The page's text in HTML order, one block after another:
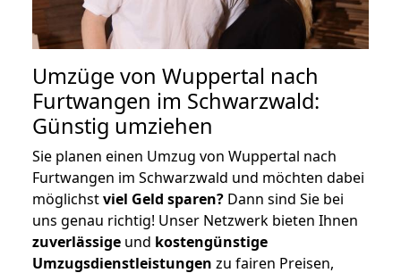
Umzüge von Wuppertal nach
Furtwangen im Schwarzwald:
Günstig umziehen
Sie planen einen Umzug von Wuppertal nach
Furtwangen im Schwarzwald und möchten dabei
möglichstviel Geld sparen? Dann sind Sie bei
uns genau richtig! Unser Netzwerk bieten Ihnen
zuverlässige und kostengünstige
Umzugsdienstleistungen zu fairen Preisen,